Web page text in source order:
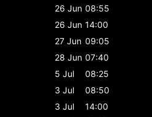
26 Jun 08:55
26 Jun 14:00
27 Jun 09:05
28 Jun 07:40
5 Jul
08:25
3 Jul
08:50
3 Jul
14:00